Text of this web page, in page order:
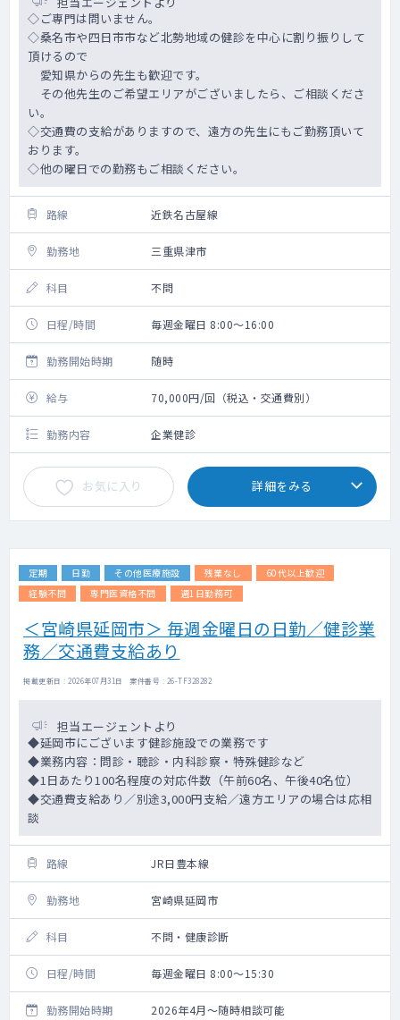
◇ご専門は問いません。
◇桑名市や四日市市など北勢地域の健診を中心に割り振りして
頂けるので
愛知県からの先生も歓迎です。
その他先生のご希望エリアがございましたら、ご相談くださ
い。
◇交通費の支給がありますので、遠方の先生にもご勤務頂いて
おります。
◇他の曜日での勤務もご相談ください。
路線 近鉄名古屋線
勤務地 三重県津市
科目 不問
日程/時間 毎週金曜日 8:00～16:00
勤務開始時期 随時
給与 70,000円/回（税込・交通費別）
勤務内容 企業健診
お気に入り 詳細をみる
定期 日勤 その他医療施設 残業なし
60代以上歓迎
経験不問
専門医資格不問 週1日勤務可
＜宮崎県延岡市＞ 毎週金曜日の日勤／健診業
務／交通費支給あり
掲載更新日 : 2026年07月31日 案件番号 : 26-TF328282
担当エージェントより
◆延岡市にございます健診施設での業務です
◆業務内容：問診・聴診・内科診察・特殊健診など
◆1日あたり100名程度の対応件数（午前60名、午後40名位）
◆交通費支給あり／別途3,000円支給／遠方エリアの場合は応相
談
路線 JR日豊本線
勤務地 宮崎県延岡市
科目 不問・健康診断
日程/時間 毎週金曜日 8:00～15:30
勤務開始時期 2026年4月～随時相談可能